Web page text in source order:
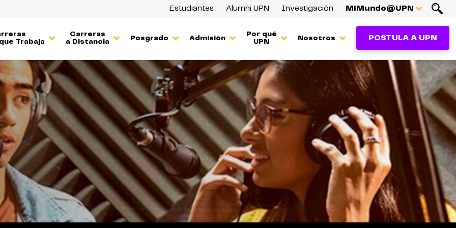
Estudiantes Alumni UPN Investigación MiMundo@UPN
Trabaja
Carreras
a Distancia
Posgrado Admisión
Por qué
UPN
Nosotros POSTULA A UPN